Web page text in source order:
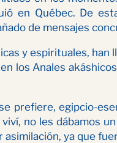
en Québec. De
de mensajes
y espirituales,
los Anales
prefiere, egipcio-
no les dábamos
asimilación, ya que